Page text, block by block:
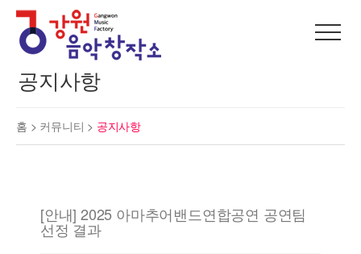
공지사항
홈 > 커뮤니티 > 공지사항
[안내] 2025 아마추어밴드연합공연 공연팀
선정 결과